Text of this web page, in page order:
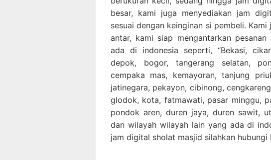
besar, kami juga menyediakan jam
sesuai dengan keinginan si pembeli.
antar, kami siap mengantarkan
ada di indonesia seperti, “Bekasi,
depok, bogor, tangerang selatan,
cempaka mas, kemayoran, tanjung
jatinegara, pekayon, cibinong,
glodok, kota, fatmawati, pasar minggu,
pondok aren, duren jaya, duren sawit,
dan wilayah wilayah lain yang ada di
jam digital sholat masjid silahkan hubungi